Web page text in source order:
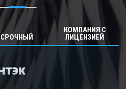
СРОЧНЫЙ
КОМПАНИЯ С
ЛИЦЕНЗИЕЙ